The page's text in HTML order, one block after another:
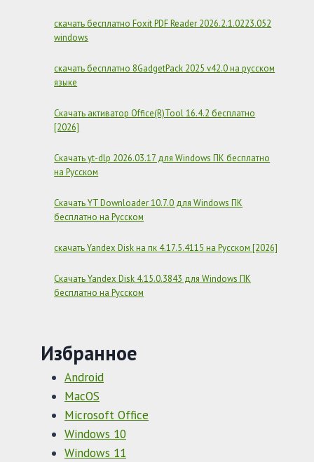
скачать бесплатно Foxit PDF Reader 2026.2.1.0223.052
windows
скачать бесплатно 8GadgetPack 2025 v42.0 на русском
языке
Скачать активатор Office(R)Tool 16.4.2 бесплатно
[2026]
Скачать yt-dlp 2026.03.17 для Windows ПК бесплатно
на Русском
Скачать YT Downloader 10.7.0 для Windows ПК
бесплатно на Русском
скачать Yandex Disk на пк 4.17.5.4115 на Русском [2026]
Скачать Yandex Disk 4.15.0.3843 для Windows ПК
бесплатно на Русском
Избранное
Android
MacOS
Microsoft Office
Windows 10
Windows 11